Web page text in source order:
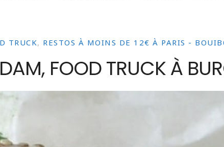
TRUCK, RESTOS À MOINS DE 12€ À PARIS -
FOOD TRUCK À